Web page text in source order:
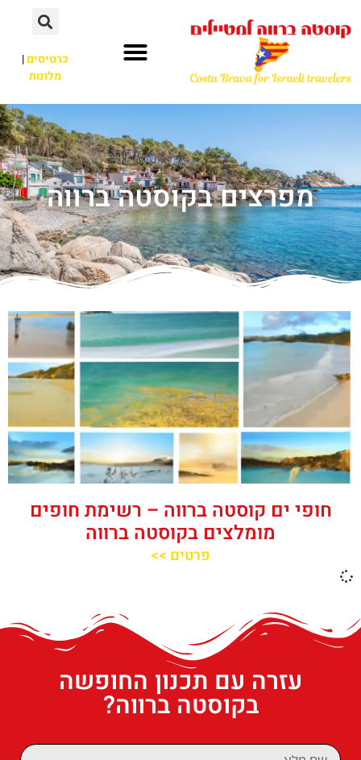
כרטיסים|
מלונות
מפרצים בקוסטה ברווה
חופי ים קוסטה ברווה – רשימת חופים
מומלצים בקוסטה ברווה
פרטים >>
עזרה עם תכנון החופשה
בקוסטה ברווה?